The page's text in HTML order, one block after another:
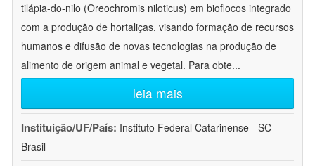
tilápia-do-nilo (Oreochromis niloticus) em bioflocos integrado
com a produção de hortaliças, visando formação de recursos
humanos e difusão de novas tecnologias na produção de
alimento de origem animal e vegetal. Para obte...
leia mais
Instituição/UF/País: Instituto Federal Catarinense - SC -
Brasil